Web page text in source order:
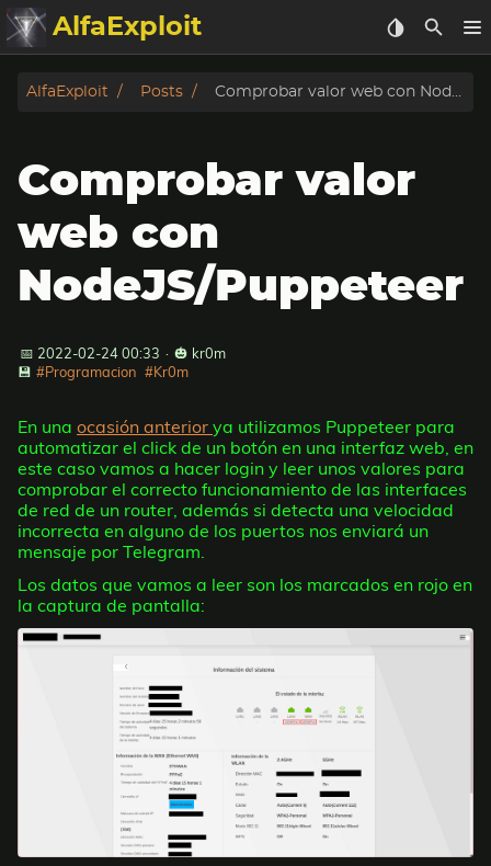
AlfaExploit
Categorias
Info
Bughunter
Badguys
tinysa-tools
AlfaExploit Posts Comprobar valor web con NodeJS/Puppeteer
Comprobar valor
web con
NodeJS/Puppeteer
📅 2022-02-24 00:33 · 🎃 kr0m
💾 #Programacion #Kr0m
En una ocasión anterior ya utilizamos Puppeteer para
automatizar el click de un botón en una interfaz web, en
este caso vamos a hacer login y leer unos valores para
comprobar el correcto funcionamiento de las interfaces
de red de un router, además si detecta una velocidad
incorrecta en alguno de los puertos nos enviará un
mensaje por Telegram.
Los datos que vamos a leer son los marcados en rojo en
la captura de pantalla: